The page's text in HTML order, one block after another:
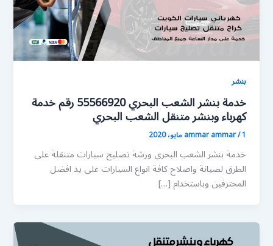
بنشر
خدمة بنشر الشعب البحري 55566920 رقم خدمة
كهرباء وبنشر متنقل الشعب البحري
ammar ammar/1 مايو، 2020
خدمة بنشر الشعب البحري ورشة تصليح سيارات متنقلة على
الطرق لصيانة واصلاح كافة انواع السيارات على يد افضل
المحترفين وباستخدام […]